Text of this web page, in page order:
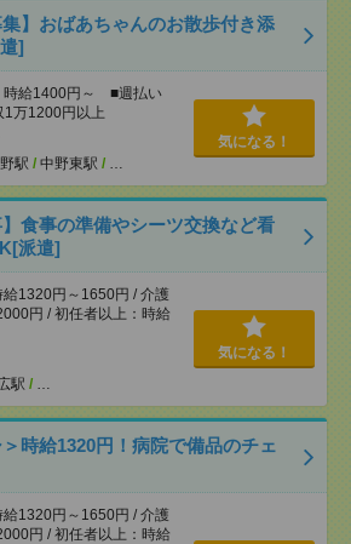
集】おばあちゃんのお散歩付き添
]
時給1400円～ ■週払い
万1200円以上
駅 / 中野東駅 / …
気になる！
】食事の準備やシーツ交換など看
派遣]
1320円～1650円 / 介護
円 / 初任者以上：時給
駅 / …
気になる！
時給1320円！病院で備品のチェ
1320円～1650円 / 介護
円 / 初任者以上：時給